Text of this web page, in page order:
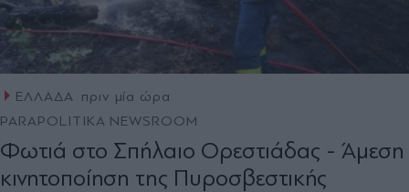
ΕΛΛΑΔΑ πριν μία ώρα
PARAPOLITIKA NEWSROOM
Φωτιά στο Σπήλαιο Ορεστιάδας - Άμεση
κινητοποίηση της Πυροσβεστικής